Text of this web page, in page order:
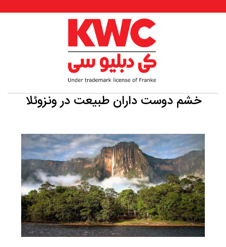
خشم دوست داران طبیعت در ونزوئلا